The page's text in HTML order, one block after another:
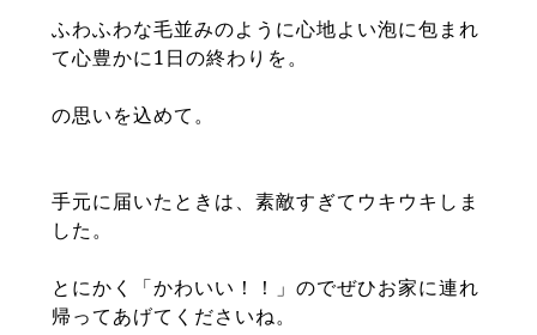
ふわふわな毛並みのように心地よい泡に包まれ
て心豊かに1日の終わりを。
の思いを込めて。
手元に届いたときは、素敵すぎてウキウキしま
した。
とにかく「かわいい！！」のでぜひお家に連れ
帰ってあげてくださいね。